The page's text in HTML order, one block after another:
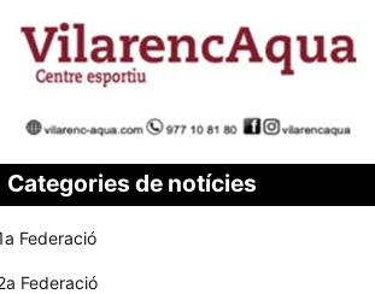
Categories de notícies
Federació
Federació